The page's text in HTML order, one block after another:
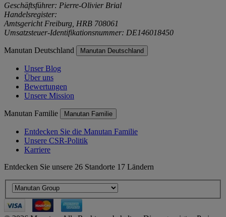
Geschäftsführer: Pierre-Olivier Brial
Handelsregister:
Amtsgericht Freiburg, HRB 708061
Umsatzsteuer-Identifikationsnummer: DE146018450
Manutan Deutschland Manutan Deutschland
Unser Blog
Über uns
Bewertungen
Unsere Mission
Manutan Familie Manutan Familie
Entdecken Sie die Manutan Familie
Unsere CSR-Politik
Karriere
Entdecken Sie unsere 26 Standorte 17 Ländern